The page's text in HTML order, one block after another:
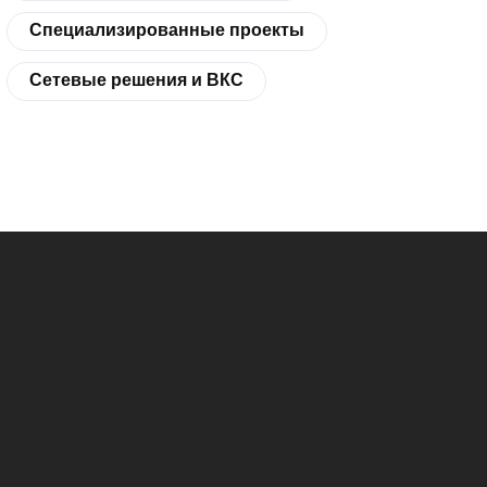
Специализированные проекты
Сетевые решения и ВКС